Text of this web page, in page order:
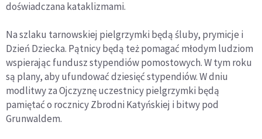
doświadczana kataklizmami.
Na szlaku tarnowskiej pielgrzymki będą śluby, prymicje i
Dzień Dziecka. Pątnicy będą też pomagać młodym ludziom
wspierając fundusz stypendiów pomostowych. W tym roku
są plany, aby ufundować dziesięć stypendiów. W dniu
modlitwy za Ojczyznę uczestnicy pielgrzymki będą
pamiętać o rocznicy Zbrodni Katyńskiej i bitwy pod
Grunwaldem.